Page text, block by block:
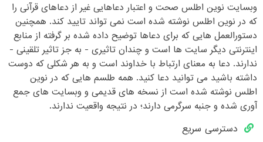
وبسایت نوین اطلس صحت و اعتبار دعاهایی غیر از دعاهای قرآنی را
که در نوین اطلس نوشته شده است نمی تواند تایید کند. همچنین
دستورالعمل هایی که برای دعاها توضیح داده شده بر گرفته از منابع
اینترنتی دیگر سایت ها است و چندان تاثیری - به جز تاثیر تلقینی -
ندارند. دعا به معنای ارتباط با خداوند است و به هر شکلی که دوست
داشته باشید می توانید دعا کنید. همه طلسم هایی که در نوین
اطلس نوشته شده است از نسخه های قدیمی و وبسایت های جمع
آوری شده و جنبه سرگرمی دارند؛ در نتیجه واقعیت ندارند.
دسترسی سریع